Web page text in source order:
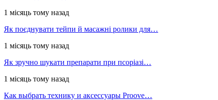
1 місяць тому назад
Як поєднувати тейпи й масажні ролики для…
1 місяць тому назад
Як зручно шукати препарати при псоріазі…
1 місяць тому назад
Как выбрать технику и аксессуары Proove…